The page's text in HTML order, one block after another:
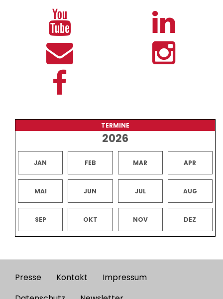
TERMINE
2026
JAN FEB MAR APR
MAI JUN JUL AUG
SEP OKT NOV DEZ
Footer
Presse Kontakt
Impressum